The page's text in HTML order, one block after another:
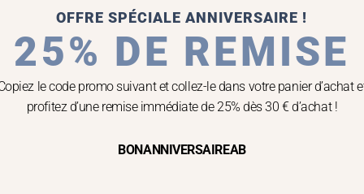
prix :
10,90 €
35,00 €
a
plusieurs
variations.
Les
options
choisies
OFFRE SPÉCIALE ANNIVERSAIRE !
25% DE REMISE
le code promo suivant et collez-le dans votre panier d’achat
profitez d’une remise immédiate de 25% dès 30 € d’achat !
BONANNIVERSAIREAB